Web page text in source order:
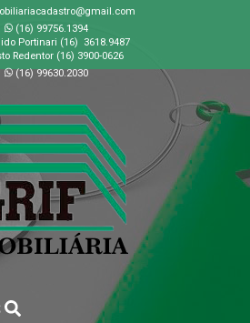
(16) 99756.1394
Portinari (16) 3618.9487
Redentor (16) 3900-0626
(16) 99630.2030